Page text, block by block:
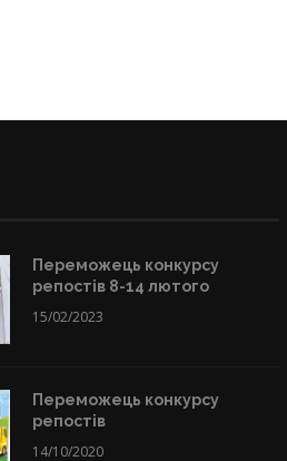
Переможець конкурсу
репостів 8-14 лютого
15/02/2023
Переможець конкурсу
репостів
14/10/2020